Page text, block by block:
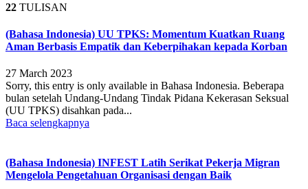
22 TULISAN
(Bahasa Indonesia) UU TPKS: Momentum Kuatkan Ruang
Aman Berbasis Empatik dan Keberpihakan kepada Korban
27 March 2023
Sorry, this entry is only available in Bahasa Indonesia. Beberapa
bulan setelah Undang-Undang Tindak Pidana Kekerasan Seksual
(UU TPKS) disahkan pada...
Baca selengkapnya
(Bahasa Indonesia) INFEST Latih Serikat Pekerja Migran
Mengelola Pengetahuan Organisasi dengan Baik